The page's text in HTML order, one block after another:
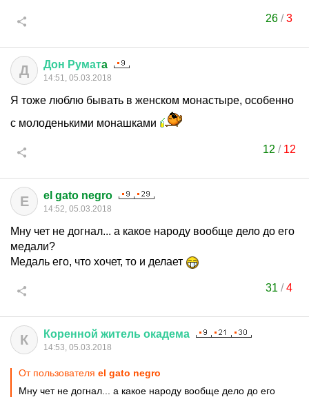
26 /3
Д Дон Руматa
14:51, 05.03.2018
Я тоже люблю бывать в женском монастыре, особенно
с молоденькими монашками
12 / 12
E el gato negro
14:52, 05.03.2018
Мну чет не догнал... а какое народу вообще дело до его
медали?
Медаль его, что хочет, то и делает
31 /4
К Коренной житель окадема
14:53, 05.03.2018
От пользователя el gato negro
Мну чет не догнал... а какое народу вообще дело до его